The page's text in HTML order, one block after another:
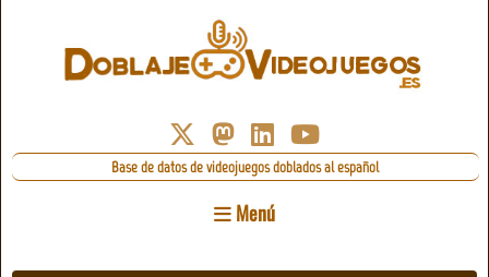
Base de datos de videojuegos doblados al español
Menú